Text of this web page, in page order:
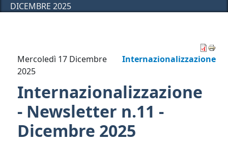
DICEMBRE 2025
Internazionalizzazione
Mercoledì 17 Dicembre
2025
Internazionalizzazione
- Newsletter n.11 -
Dicembre 2025